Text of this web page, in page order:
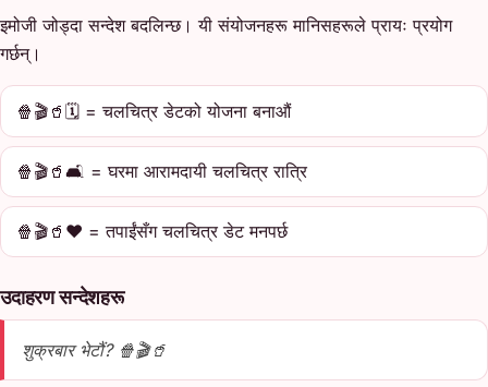
इमोजी जोड्दा सन्देश बदलिन्छ। यी संयोजनहरू मानिसहरूले प्रायः प्रयोग
गर्छन्।
🍿🎬🥤🗓️ = चलचित्र डेटको योजना बनाऔं
🍿🎬🥤🛋️ = घरमा आरामदायी चलचित्र रात्रि
🍿🎬🥤❤️ = तपाईंसँग चलचित्र डेट मनपर्छ
उदाहरण सन्देशहरू
शुक्रबार भेटौं? 🍿🎬🥤